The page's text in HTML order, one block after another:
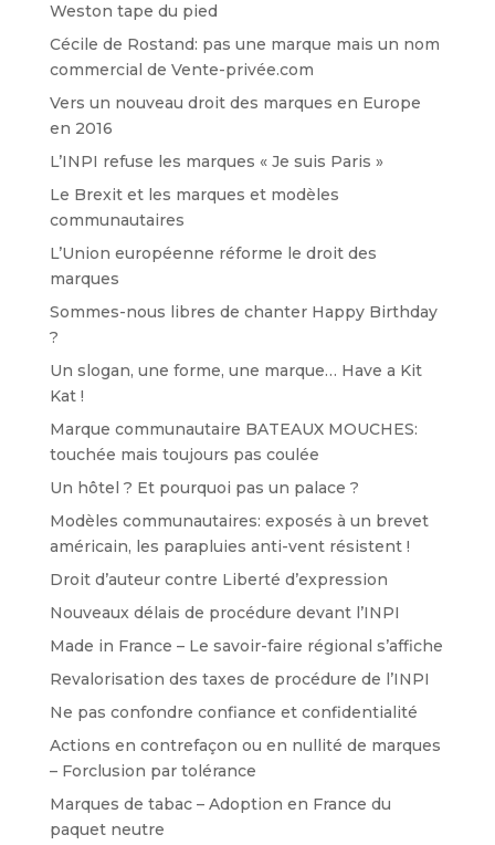
Weston tape du pied
Cécile de Rostand: pas une marque mais un nom
commercial de Vente-privée.com
Vers un nouveau droit des marques en Europe
en 2016
L’INPI refuse les marques « Je suis Paris »
Le Brexit et les marques et modèles
communautaires
L’Union européenne réforme le droit des
marques
Sommes-nous libres de chanter Happy Birthday
?
Un slogan, une forme, une marque… Have a Kit
Kat !
Marque communautaire BATEAUX MOUCHES:
touchée mais toujours pas coulée
Un hôtel ? Et pourquoi pas un palace ?
Modèles communautaires: exposés à un brevet
américain, les parapluies anti-vent résistent !
Droit d’auteur contre Liberté d’expression
Nouveaux délais de procédure devant l’INPI
Made in France – Le savoir-faire régional s’affiche
Revalorisation des taxes de procédure de l’INPI
Ne pas confondre confiance et confidentialité
Actions en contrefaçon ou en nullité de marques
– Forclusion par tolérance
Marques de tabac – Adoption en France du
paquet neutre